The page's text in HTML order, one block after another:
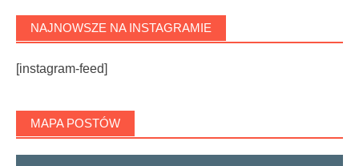
NAJNOWSZE NA INSTAGRAMIE
[instagram-feed]
MAPA POSTÓW